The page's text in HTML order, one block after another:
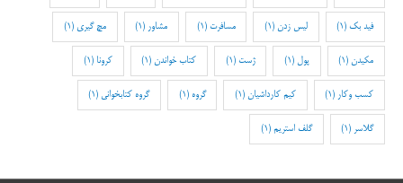
فید بک(1) لیس زدن (1) مسافرت (1) مشاور (1) مچ گیری (1)
مکیدن (1) پول (1) ژست (1) کتاب خواندن (1) کرونا (1)
کسب وکار (1) کیم کارداشیان (1) گروه (1) گروه کتابخوانی (1)
گلاسر (1) گلف استریم (1)